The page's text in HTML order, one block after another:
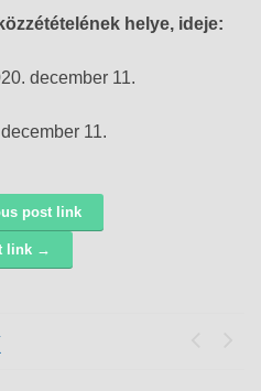
helye, ideje:
december 11.
11.
post link
link →